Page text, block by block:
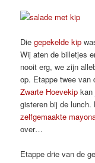
Diegepekelde kip
Wij aten de billetjes
nooit erg, we zijn
op. Etappe twee van
Zwarte Hoevekip kan
gisteren bij de lunch.
zelfgemaakte
over…
Etappe drie van de